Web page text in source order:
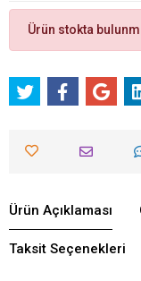
Ürün stokta
Ürün Açıklaması
Taksit Seçenekleri